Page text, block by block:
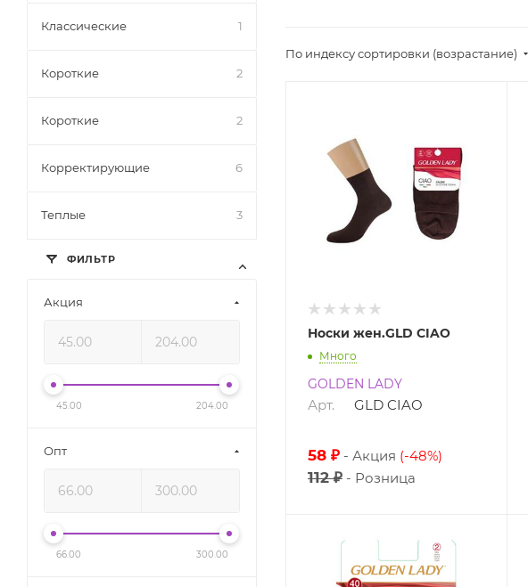
По индексу сортировки (возрастание)
Носки жен.GLD CIAO
Много
GOLDEN LADY
Арт. GLD CIAO
58 ₽ Акция (-48%)
112 ₽ Розница
Классические 1
Короткие 2
Короткие 2
Корректирующие 6
Теплые 3
ФИЛЬТР
Акция
45.00 204.00
Опт
66.00 300.00